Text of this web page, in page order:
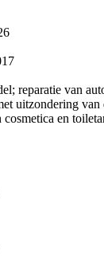
reparatie van
uitzondering
en